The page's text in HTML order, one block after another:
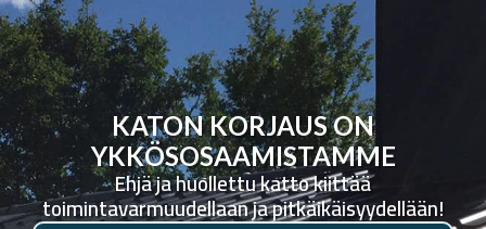
KATON KORJAUS ON
YKKÖSOSAAMISTAMME
Ehjä ja huollettu katto kiittää
toimintavarmuudellaan ja pitkäikäisyydellään!